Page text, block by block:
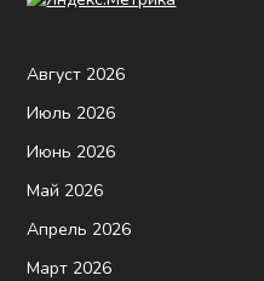
Август 2026
Июль 2026
Июнь 2026
Май 2026
Апрель 2026
Март 2026